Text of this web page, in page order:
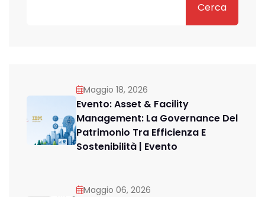
Cerca
Maggio 18, 2026
Evento: Asset & Facility
Management: La Governance Del
Patrimonio Tra Efficienza E
Sostenibilità | Evento
Maggio 06, 2026